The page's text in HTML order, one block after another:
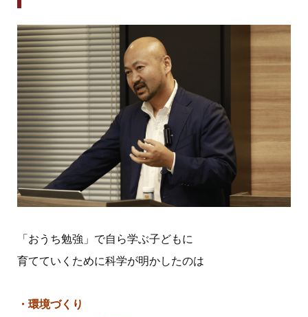
「おうち勉強」で自ら学ぶ子どもに
育てていくために科学が明かしたのは
・環境づくり